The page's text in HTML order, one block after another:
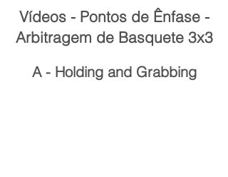
Vídeos - Pontos de Ênfase -
Arbitragem de Basquete 3x3
A - Holding and Grabbing